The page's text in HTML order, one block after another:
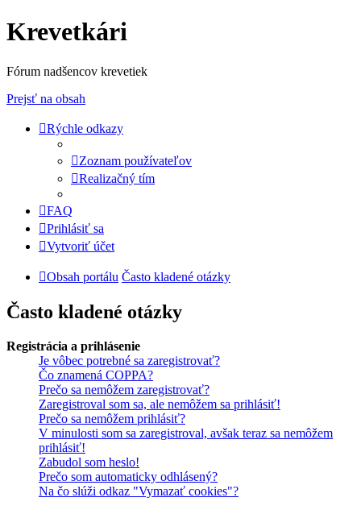
Krevetkári
Fórum nadšencov krevetiek
Prejsť na obsah
Rýchle odkazy
Zoznam používateľov
Realizačný tím
FAQ
Prihlásiť sa
Vytvoriť účet
Obsah portálu Často kladené otázky
Často kladené otázky
Registrácia a prihlásenie
Je vôbec potrebné sa zaregistrovať?
Čo znamená COPPA?
Prečo sa nemôžem zaregistrovať?
Zaregistroval som sa, ale nemôžem sa prihlásiť!
Prečo sa nemôžem prihlásiť?
V minulosti som sa zaregistroval, avšak teraz sa nemôžem
prihlásiť!
Zabudol som heslo!
Prečo som automaticky odhlásený?
Na čo slúži odkaz "Vymazať cookies"?